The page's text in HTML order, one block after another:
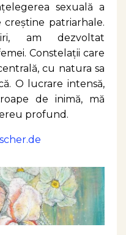
sexuală a
patriarhale.
am dezvoltat
Constelații care
cu natura sa
O lucrare intensă,
de inimă, mă
profund.